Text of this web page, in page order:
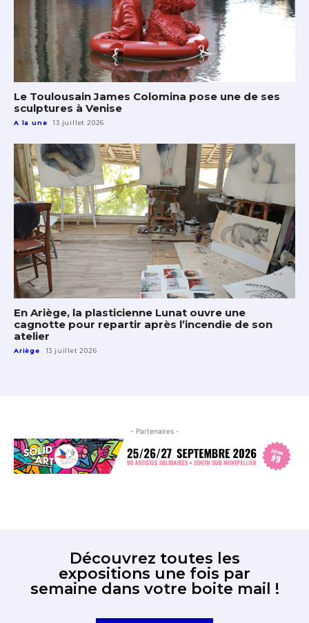
Le Toulousain James Colomina pose une de ses
sculptures à Venise
A la une 13 juillet 2026
En Ariège, la plasticienne Lunat ouvre une
cagnotte pour repartir après l’incendie de son
atelier
Ariège 13 juillet 2026
- Partenaires -
Découvrez toutes les
expositions une fois par
semaine dans votre boite mail !